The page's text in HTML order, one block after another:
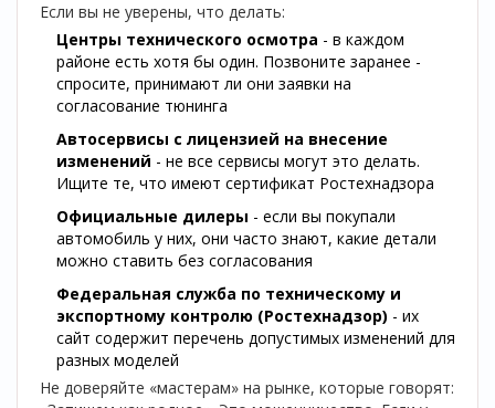
Если вы не уверены, что делать:
Центры технического осмотра - в каждом
районе есть хотя бы один. Позвоните заранее -
спросите, принимают ли они заявки на
согласование тюнинга
Автосервисы с лицензией на внесение
изменений - не все сервисы могут это делать.
Ищите те, что имеют сертификат Ростехнадзора
Официальные дилеры - если вы покупали
автомобиль у них, они часто знают, какие детали
можно ставить без согласования
Федеральная служба по техническому и
экспортному контролю (Ростехнадзор) - их
сайт содержит перечень допустимых изменений для
разных моделей
Не доверяйте «мастерам» на рынке, которые говорят: